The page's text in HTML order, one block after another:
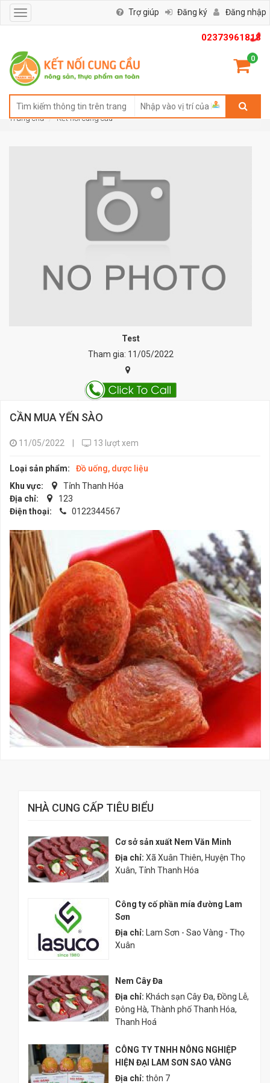
02373961818
0
Toggle
navigation
Trợ giúp Đăng ký Đăng nhập
Trang chủ Kết nối cung cầu
Test
Tham gia: 11/05/2022
CẦN MUA YẾN SÀO
11/05/2022 13 lượt xem
Loại sản phẩm:
Đồ uống, dược liệu
Khu vực:
Tỉnh Thanh Hóa
Địa chỉ:
123
Điện thoại:
0122344567
NHÀ CUNG CẤP TIÊU BIỂU
Cơ sở sản xuất Nem Văn Minh
Địa chỉ: Xã Xuân Thiên, Huyện Thọ
Xuân, Tỉnh Thanh Hóa
Công ty cố phần mía đường Lam
Sơn
Địa chỉ:
Lam Sơn - Sao Vàng - Thọ
Xuân
Nem Cây Đa
Địa chỉ: Khách sạn Cây Đa, Đồng Lễ,
Đông Hà, Thành phố Thanh Hóa,
Thanh Hoá
CÔNG TY TNHH NÔNG NGHIỆP
HIỆN ĐẠI LAM SƠN SAO VÀNG
Địa chỉ: thôn 7